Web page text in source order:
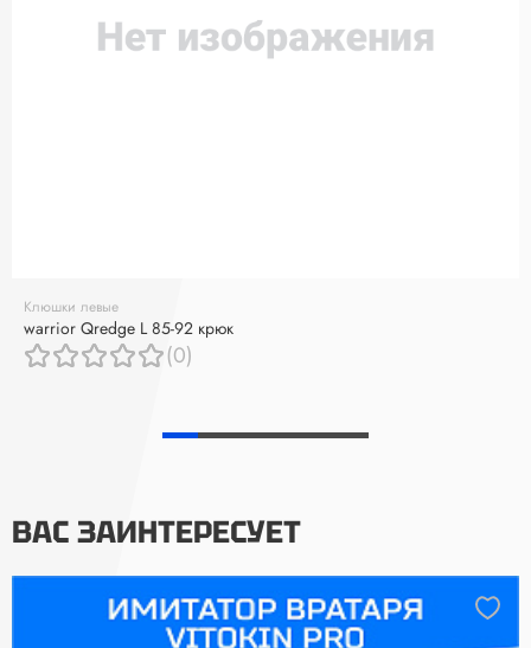
Клюшки левые
warrior Qredge L 85-92 крюк
(0)
ВАС ЗАИНТЕРЕСУЕТ